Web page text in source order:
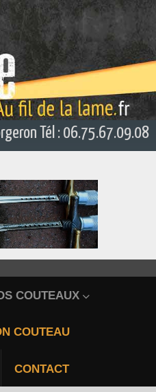
Tél : 06.75.67.09.08
FORGÉ
Bienvenue au fil de
COUTEAUX
COUTEAU
CONTACT